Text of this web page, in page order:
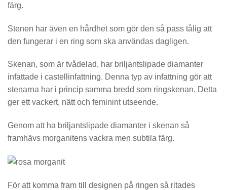
färg.
Stenen har även en hårdhet som gör den så pass tålig att
den fungerar i en ring som ska användas dagligen.
Skenan, som är tvådelad, har briljantslipade diamanter
infattade i castellinfattning. Denna typ av infattning gör att
stenarna har i princip samma bredd som ringskenan. Detta
ger ett vackert, nätt och feminint utseende.
Genom att ha briljantslipade diamanter i skenan så
framhävs morganitens vackra men subtila färg.
För att komma fram till designen på ringen så ritades